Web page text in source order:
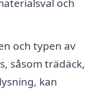
och
och typen av
såsom trädäck,
kan